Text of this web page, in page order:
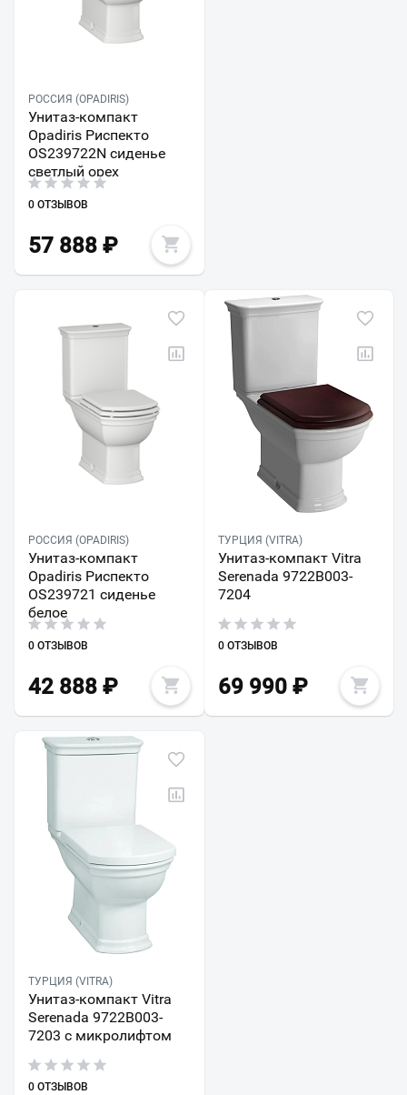
РОССИЯ (OPADIRIS)
Унитаз-компакт
Opadiris Риспекто
OS239722N сиденье
светлый орех
0 ОТЗЫВОВ
57 888 ₽
РОССИЯ (OPADIRIS)
Унитаз-компакт
Opadiris Риспекто
OS239721 сиденье
белое
0 ОТЗЫВОВ
42 888 ₽
ТУРЦИЯ (VITRA)
Унитаз-компакт Vitra
Serenada 9722B003-
7204
0 ОТЗЫВОВ
69 990₽
ТУРЦИЯ (VITRA)
Унитаз-компакт Vitra
Serenada 9722B003-
7203 с микролифтом
0 ОТЗЫВОВ